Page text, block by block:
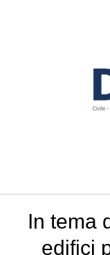
In tema
edifici